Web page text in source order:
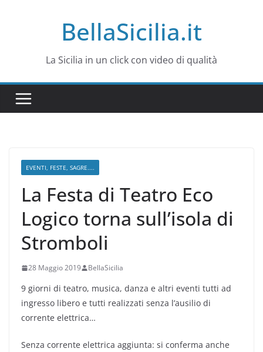
BellaSicilia.it
La Sicilia in un click con video di qualità
EVENTI, FESTE, SAGRE....
La Festa di Teatro Eco
Logico torna sull’isola di
Stromboli
28 Maggio 2019 BellaSicilia
9 giorni di teatro, musica, danza e altri eventi tutti ad
ingresso libero e tutti realizzati senza l’ausilio di
corrente elettrica…
Senza corrente elettrica aggiunta: si conferma anche